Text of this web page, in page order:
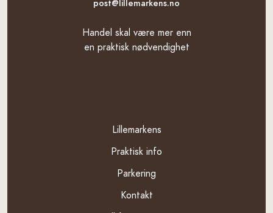
post@lillemarkens.no
Handel skal være mer enn
en praktisk nødvendighet
Lillemarkens
Praktisk info
Parkering
Kontakt